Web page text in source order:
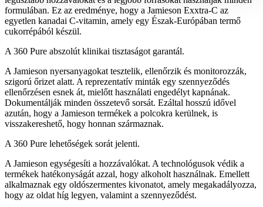
formulában. Ez az eredménye, hogy a Jamieson Exxtra-C az
egyetlen kanadai C-vitamin, amely egy Észak-Európában termő
cukorrépából készül.
A 360 Pure abszolút klinikai tisztaságot garantál.
A Jamieson nyersanyagokat tesztelik, ellenőrzik és monitorozzák,
szigorú őrizet alatt. A reprezentatív minták egy szennyeződés
ellenőrzésen esnek át, mielőtt használati engedélyt kapnának.
Dokumentálják minden összetevő sorsát. Ezáltal hosszú idővel
azután, hogy a Jamieson termékek a polcokra kerülnek, is
visszakereshető, hogy honnan származnak.
A 360 Pure lehetőségek sorát jelenti.
A Jamieson egységesíti a hozzávalókat. A technológusok védik a
termékek hatékonyságát azzal, hogy alkoholt használnak. Emellett
alkalmaznak egy oldószermentes kivonatot, amely megakadályozza,
hogy az oldat híg legyen, valamint a szennyeződést.